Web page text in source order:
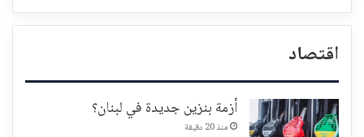
اقتصاد
أزمة بنزين جديدة في لبنان؟
منذ 20 دقيقة